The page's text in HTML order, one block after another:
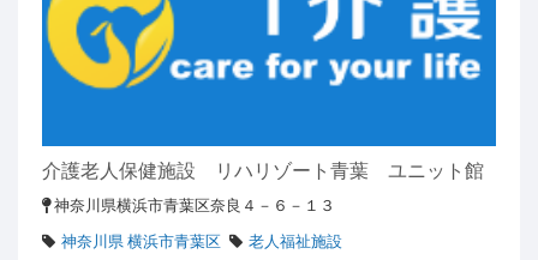
介護老人保健施設 リハリゾート青葉 ユニット館
神奈川県横浜市青葉区奈良４－６－１３
神奈川県 横浜市青葉区
老人福祉施設